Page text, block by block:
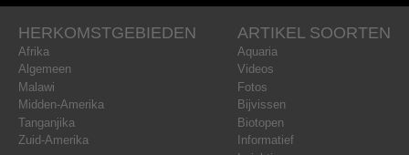
HERKOMSTGEBIEDEN
Afrika
Algemeen
Malawi
Midden-Amerika
Tanganjika
Zuid-Amerika
ARTIKEL SOORTEN
Aquaria
Videos
Fotos
Bijvissen
Biotopen
Informatief